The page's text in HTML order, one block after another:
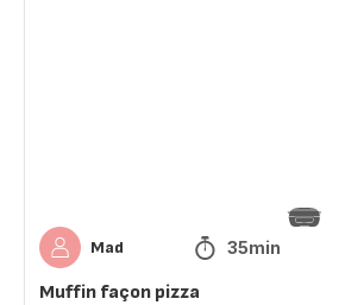
Mad 35min
Muffin façon pizza